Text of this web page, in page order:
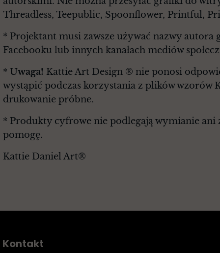
Threadless, Teepublic, Spoonflower, Printful,
* Projektant musi zawsze używać nazwy
Facebooku lub innych kanałach mediów
* Uwaga! Kattie Art Design ® nie ponosi
wystąpić podczas korzystania z plików wzorów
drukowanie próbne.
* Produkty cyfrowe nie podlegają wymianie ani
pomogę.
Kattie Daniel Art®
Kontakt